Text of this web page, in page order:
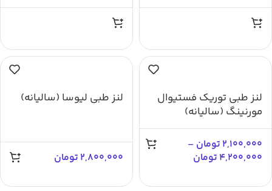
لنز طبی توریک فستیوال
مورنینگ (سالیانه)
2,100,000 تومان –
4,200,000 تومان
لنز طبی لیوسا (سالیانه)
2,800,000 تومان